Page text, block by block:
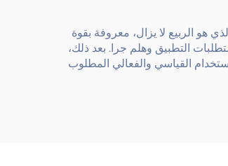
هو الربيع لا يزال، معروفة بقوة
التطبيق وهلم جرا. بعد ذلك،
القياسي والفعالي المطلوب